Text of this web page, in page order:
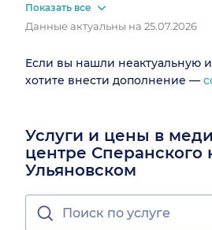
Показать все
Данные актуальны на 25.07.2026
Если вы нашли неактуальную
хотите внести дополнение —
Услуги и цены в
центре Сперанского
Ульяновском